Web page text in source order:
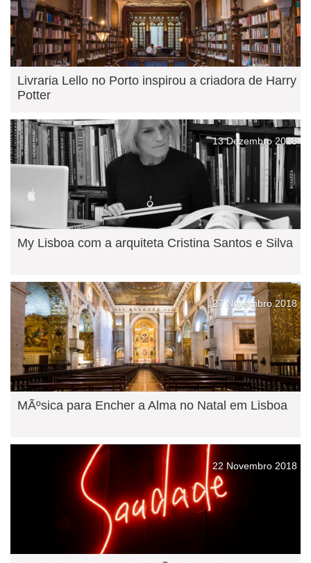
Livraria Lello no Porto inspirou a criadora de Harry
Potter
13 Dezembro 2018
My Lisboa com a arquiteta Cristina Santos e Silva
27 Novembro 2018
MÃºsica para Encher a Alma no Natal em Lisboa
22 Novembro 2018